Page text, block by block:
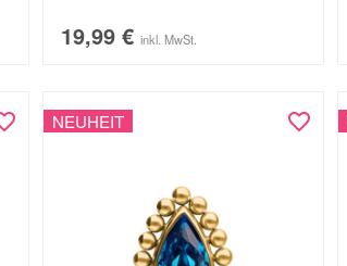
19,99 € inkl. MwSt.
NEUHEIT